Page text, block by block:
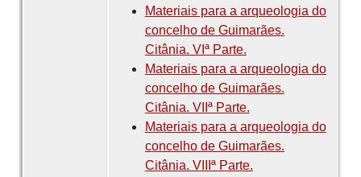
Materiais para a arqueologia do
concelho de Guimarães.
Citânia. VIª Parte.
Materiais para a arqueologia do
concelho de Guimarães.
Citânia. VIIª Parte.
Materiais para a arqueologia do
concelho de Guimarães.
Citânia. VIIIª Parte.